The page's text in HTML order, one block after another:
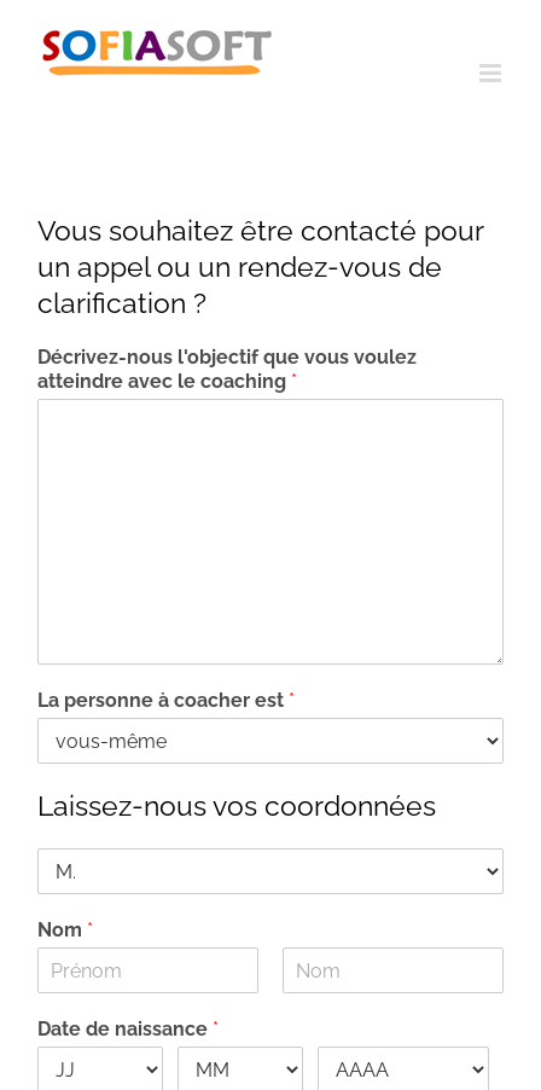
contenu
Vous souhaitez être contacté pour
un appel ou un rendez-vous de
clarification ?
Décrivez-nous l'objectif que vous voulez
atteindre avec le coaching *
La personne à coacher est *
Laissez-nous vos coordonnées
Nom *
Date de naissance *